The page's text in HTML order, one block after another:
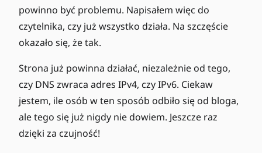
powinno być problemu. Napisałem więc do
czytelnika, czy już wszystko działa. Na szczęście
okazało się, że tak.
Strona już powinna działać, niezależnie od tego,
czy DNS zwraca adres IPv4, czy IPv6. Ciekaw
jestem, ile osób w ten sposób odbiło się od bloga,
ale tego się już nigdy nie dowiem. Jeszcze raz
dzięki za czujność!